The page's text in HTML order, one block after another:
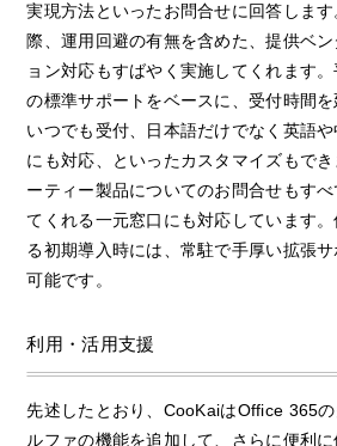
実現方法といったお問合せに回答しま
際、運用回避の有無を含めた、提供ベ
ョン対応もすばやく実施してくれます
の標準サポートをベースに、受付時間
いつでも受付、日本語だけでなく英語
にも対応、といったカスタマイズもで
ーティー製品についてのお問合せもす
てくれる一元窓口にも対応しています
る初期導入時には、常駐で手厚い拡張
可能です。
利用・活用支援
先述したとおり、CooKaiはOffice 365
ルファの機能を追加して、さらに便利